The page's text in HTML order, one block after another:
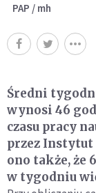
PAP / mh
Średni
wynosi 46
czasu pracy
przez Instytut
ono także, że
w tygodniu